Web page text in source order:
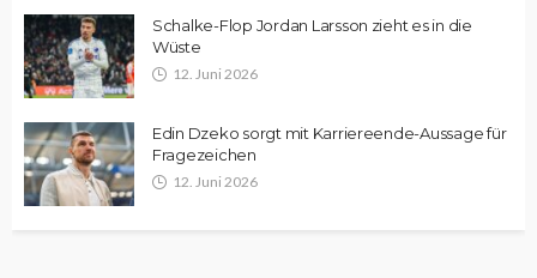
Schalke-Flop Jordan Larsson zieht es in die
Wüste
12. Juni 2026
Edin Dzeko sorgt mit Karriereende-Aussage für
Fragezeichen
12. Juni 2026